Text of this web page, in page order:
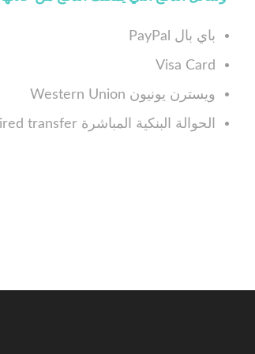
باي بال PayPal
Visa Card
ويسترن يونيون Western Union
الحوالة البنكية المباشرة Wired transfer